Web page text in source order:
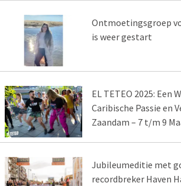
Ontmoetingsgroep
is weer gestart
EL TETEO 2025: Een
Caribische Passie en
Zaandam – 7 t/m 9
Jubileumeditie met
recordbreker Haven